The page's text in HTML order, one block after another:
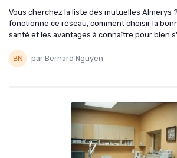
Vous cherchez la liste des mutuelles Almerys
fonctionne ce réseau, comment choisir la
santé et les avantages à connaître pour bien
par Bernard Nguyen